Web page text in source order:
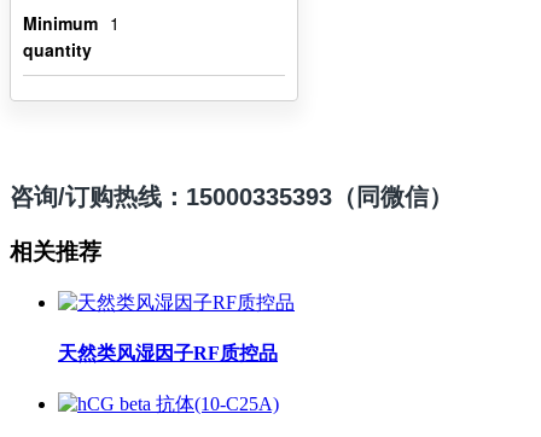
Minimum
quantity
1
咨询/订购热线：15000335393（同微信）
相关推荐
天然类风湿因子RF质控品